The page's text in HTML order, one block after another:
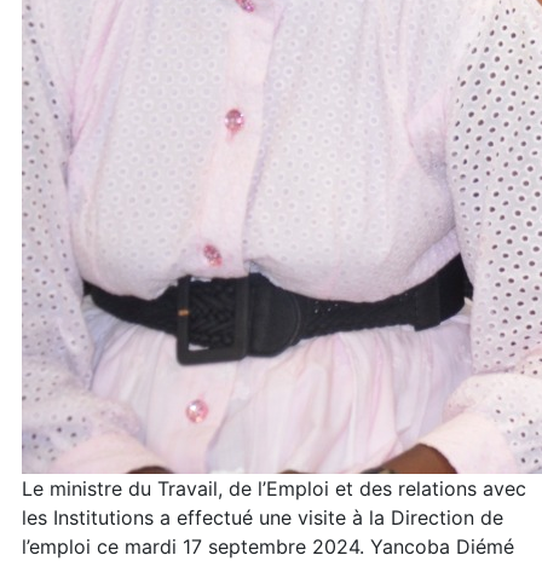
Le ministre du Travail, de l’Emploi et des relations avec
les Institutions a effectué une visite à la Direction de
l’emploi ce mardi 17 septembre 2024. Yancoba Diémé